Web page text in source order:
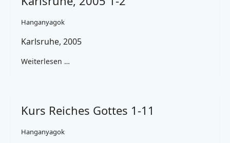
Hanganyagok
Karlsruhe, 2005
Weiterlesen …
Kurs Reiches Gottes 1-11
Hanganyagok